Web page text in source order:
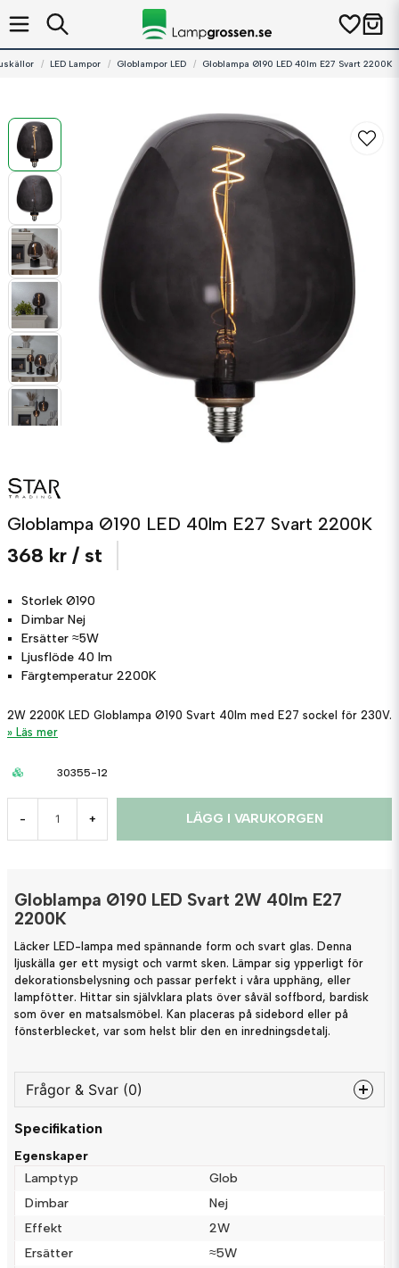
LED Lampor Globlampor LED Globlampa Ø190 LED 40lm E27 Svart 2200K
Globlampa Ø190 LED 40lm E27 Svart 2200K
368 kr / st
Storlek Ø190
Dimbar Nej
Ersätter ≈5W
Ljusflöde 40 lm
Färgtemperatur 2200K
2W 2200K LED Globlampa Ø190 Svart 40lm med E27 sockel för 230V.
Läs mer
30355-12
- + LÄGG I VARUKORGEN
Globlampa Ø190 LED Svart 2W 40lm E27
2200K
Läcker LED-lampa med spännande form och svart glas. Denna
ljuskälla ger ett mysigt och varmt sken. Lämpar sig ypperligt för
dekorationsbelysning och passar perfekt i våra upphäng, eller
lampfötter. Hittar sin självklara plats över såväl soffbord, bardisk
som över en matsalsmöbel. Kan placeras på sidebord eller på
fönsterblecket, var som helst blir den en inredningsdetalj.
Frågor & Svar (0)
question
nameNamn
Specifikation
Egenskaper
Lamptyp
Glob
Dimbar
Nej
Effekt
2W
Ersätter
≈5W